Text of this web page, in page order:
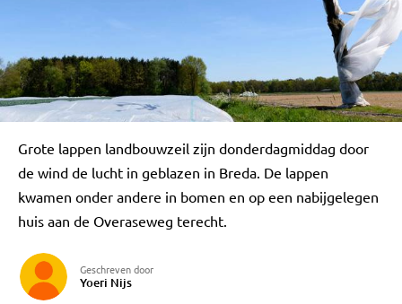
Grote lappen landbouwzeil zijn donderdagmiddag door
de wind de lucht in geblazen in Breda. De lappen
kwamen onder andere in bomen en op een nabijgelegen
huis aan de Overaseweg terecht.
Geschreven door
Yoeri Nijs